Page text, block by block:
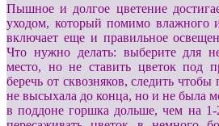
Пышное и долгое цветение
уходом, который помимо влажного
включает еще и правильное
Что нужно делать: выберите для
место, но не ставить цветок под
беречь от сквозняков, следить
не высыхала до конца, но и не была
в поддоне горшка дольше, чем на 1-